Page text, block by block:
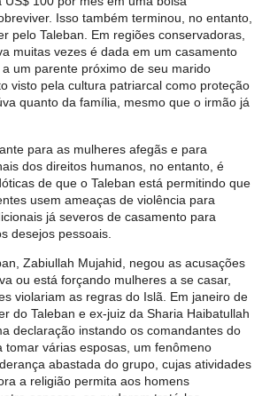
Isso também terminou, no entanto,
pelo Taleban. Em regiões conservadoras,
muitas vezes é dada em um casamento
um parente próximo de seu marido
visto pela cultura patriarcal como proteção
quanto da família, mesmo que o irmão já
para as mulheres afegãs e para
dos direitos humanos, no entanto, é
de que o Taleban está permitindo que
usem ameaças de violência para
já severos de casamento para
desejos pessoais.
Zabiullah Mujahid, negou as acusações
ou está forçando mulheres a se casar,
violariam as regras do Islã. Em janeiro de
do Taleban e ex-juiz da Sharia Haibatullah
declaração instando os comandantes do
tomar várias esposas, um fenômeno
abastada do grupo, cujas atividades
a religião permita aos homens